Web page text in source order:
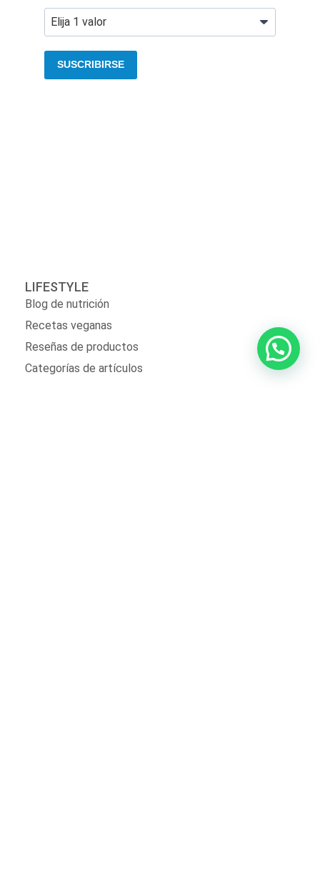
SUSCRIBIRSE
LIFESTYLE
Blog de nutrición
Recetas veganas
Reseñas de productos
Categorías de artículos